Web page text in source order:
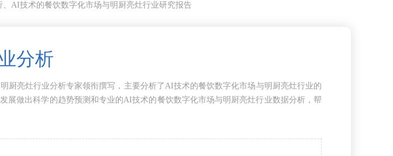
AI技术的餐饮数字化市场与明厨亮灶行业研究报告
分析
亮灶行业分析专家领衔撰写，主要分析了AI技术的餐饮数字化市场与明厨亮灶行业的
做出科学的趋势预测和专业的AI技术的餐饮数字化市场与明厨亮灶行业数据分析，帮